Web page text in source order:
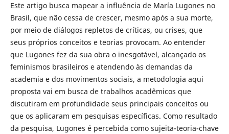
Este artigo busca mapear a influência de María Lugones no
Brasil, que não cessa de crescer, mesmo após a sua morte,
por meio de diálogos repletos de críticas, ou crises, que
seus próprios conceitos e teorias provocam. Ao entender
que Lugones fez da sua obra o inesgotável, alcançado os
feminismos brasileiros e atendendo às demandas da
academia e dos movimentos sociais, a metodologia aqui
proposta vai em busca de trabalhos acadêmicos que
discutiram em profundidade seus principais conceitos ou
que os aplicaram em pesquisas específicas. Como resultado
da pesquisa, Lugones é percebida como sujeita-teoria-chave